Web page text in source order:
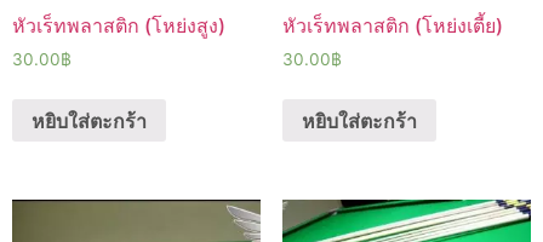
หัวเร็ทพลาสติก (โหย่งสูง)
30.00฿
หยิบใส่ตะกร้า
หัวเร็ทพลาสติก (โหย่งเตี้ย)
30.00฿
หยิบใส่ตะกร้า